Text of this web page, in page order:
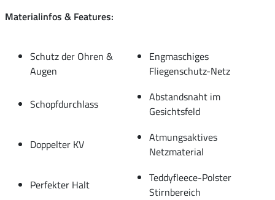
Materialinfos & Features:
Schutz der Ohren &
Augen
Engmaschiges
Fliegenschutz-Netz
Schopfdurchlass
Abstandsnaht im
Gesichtsfeld
Doppelter KV
Atmungsaktives
Netzmaterial
Perfekter Halt
Teddyfleece-Polster
Stirnbereich